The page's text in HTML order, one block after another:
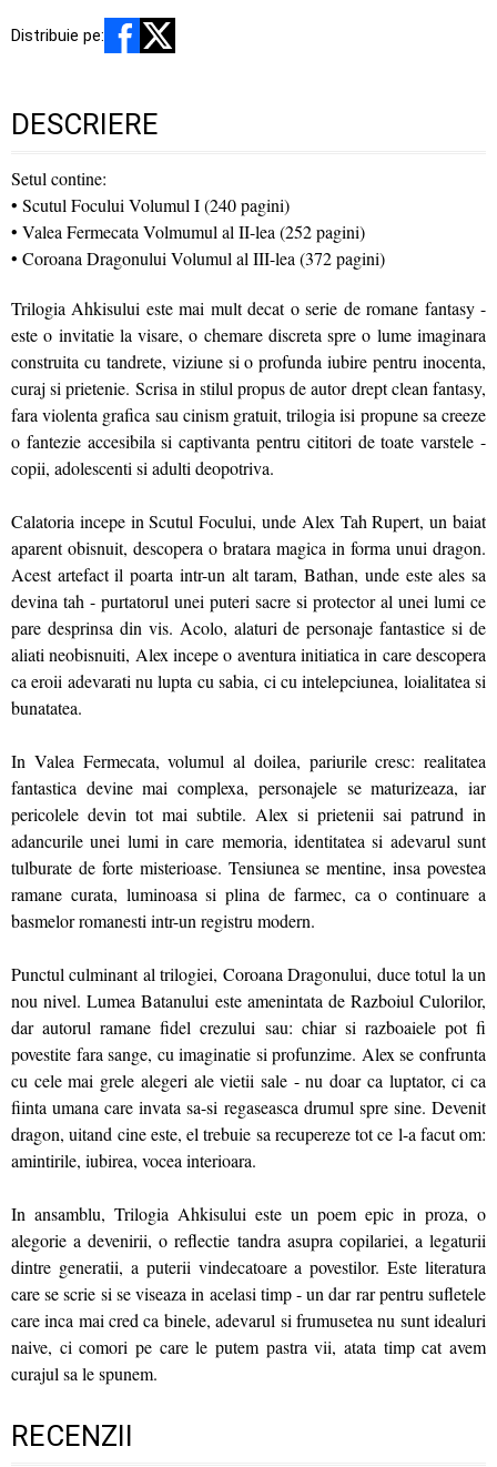
Distribuie pe:
DESCRIERE
Setul contine:
• Scutul Focului Volumul I (240 pagini)
• Valea Fermecata Volmumul al II-lea (252 pagini)
• Coroana Dragonului Volumul al III-lea (372 pagini)
Trilogia Ahkisului este mai mult decat o serie de romane fantasy -
este o invitatie la visare, o chemare discreta spre o lume imaginara
construita cu tandrete, viziune si o profunda iubire pentru inocenta,
curaj si prietenie. Scrisa in stilul propus de autor drept clean fantasy,
fara violenta grafica sau cinism gratuit, trilogia isi propune sa creeze
o fantezie accesibila si captivanta pentru cititori de toate varstele -
copii, adolescenti si adulti deopotriva.
Calatoria incepe in Scutul Focului, unde Alex Tah Rupert, un baiat
aparent obisnuit, descopera o bratara magica in forma unui dragon.
Acest artefact il poarta intr-un alt taram, Bathan, unde este ales sa
devina tah - purtatorul unei puteri sacre si protector al unei lumi ce
pare desprinsa din vis. Acolo, alaturi de personaje fantastice si de
aliati neobisnuiti, Alex incepe o aventura initiatica in care descopera
ca eroii adevarati nu lupta cu sabia, ci cu intelepciunea, loialitatea si
bunatatea.
In Valea Fermecata, volumul al doilea, pariurile cresc: realitatea
fantastica devine mai complexa, personajele se maturizeaza, iar
pericolele devin tot mai subtile. Alex si prietenii sai patrund in
adancurile unei lumi in care memoria, identitatea si adevarul sunt
tulburate de forte misterioase. Tensiunea se mentine, insa povestea
ramane curata, luminoasa si plina de farmec, ca o continuare a
basmelor romanesti intr-un registru modern.
Punctul culminant al trilogiei, Coroana Dragonului, duce totul la un
nou nivel. Lumea Batanului este amenintata de Razboiul Culorilor,
dar autorul ramane fidel crezului sau: chiar si razboaiele pot fi
povestite fara sange, cu imaginatie si profunzime. Alex se confrunta
cu cele mai grele alegeri ale vietii sale - nu doar ca luptator, ci ca
fiinta umana care invata sa-si regaseasca drumul spre sine. Devenit
dragon, uitand cine este, el trebuie sa recupereze tot ce l-a facut om:
amintirile, iubirea, vocea interioara.
In ansamblu, Trilogia Ahkisului este un poem epic in proza, o
alegorie a devenirii, o reflectie tandra asupra copilariei, a legaturii
dintre generatii, a puterii vindecatoare a povestilor. Este literatura
care se scrie si se viseaza in acelasi timp - un dar rar pentru sufletele
care inca mai cred ca binele, adevarul si frumusetea nu sunt idealuri
naive, ci comori pe care le putem pastra vii, atata timp cat avem
curajul sa le spunem.
RECENZII